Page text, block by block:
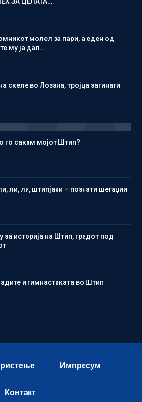
молел за пари, а еден од
му ја дал…
скеле во Лозана, тројца загинати
го сакам мојот Штип?
ли, ли, штипјани – познати шегаџии
за историја на Штип, градот под
и гимнастиката во Штип
Импресум
Контакт